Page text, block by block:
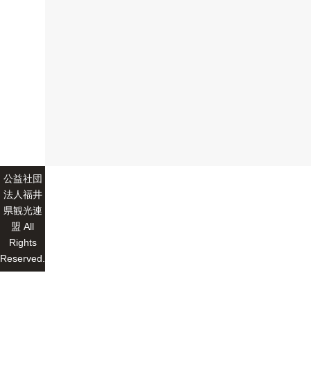
公益社団
法人福井
県観光連
盟 All
Rights
Reserved.